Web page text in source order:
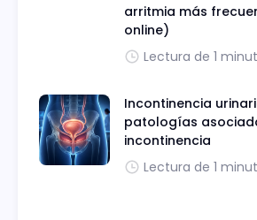
arritmia más
online)
Lectura de 1
Incontinencia
patologías
incontinencia
Lectura de 1